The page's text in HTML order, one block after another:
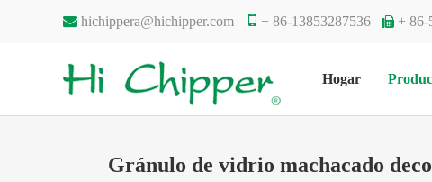
 hichippera@hichipper.com  + 86-13853287536  +
Hogar
Gránulo de vidrio machacado